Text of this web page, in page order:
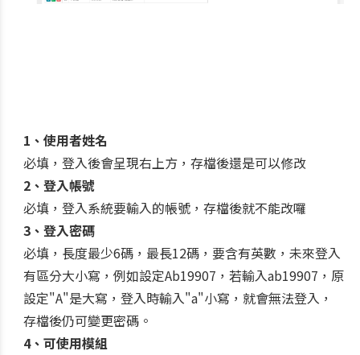
1、使用者姓名
必填，登入後會呈現右上方，存檔後還是可以修改
2、登入帳號
必填，登入系統要輸入的帳號，存檔後就不能改囉
3、登入密碼
必填，長度最少6碼，最長12碼，要含有英數，未來登入
有區分大小寫，例如設定Ab19907，若輸入ab19907，原
設定"A"是大寫，登入時輸入"a"小寫，就會無法登入，
存檔後仍可變更密碼。
4、可使用模組